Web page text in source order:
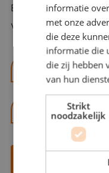
Bel of mail Benno
voor je klaar en helpt
06 13 28
informatie
met onze
die deze
informatie die
die zij hebben
van hun
Strikt
noodzakelijk